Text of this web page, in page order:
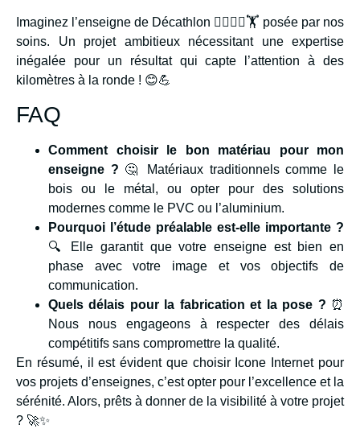
Imaginez l’enseigne de Décathlon 🏃‍♂️⛹️‍♀️🏋️ posée par nos
soins. Un projet ambitieux nécessitant une expertise
inégalée pour un résultat qui capte l’attention à des
kilomètres à la ronde ! 😊💪
FAQ
Comment choisir le bon matériau pour mon
enseigne ? 🤔 Matériaux traditionnels comme le
bois ou le métal, ou opter pour des solutions
modernes comme le PVC ou l’aluminium.
Pourquoi l’étude préalable est-elle importante ?
🔍 Elle garantit que votre enseigne est bien en
phase avec votre image et vos objectifs de
communication.
Quels délais pour la fabrication et la pose ? ⏰
Nous nous engageons à respecter des délais
compétitifs sans compromettre la qualité.
En résumé, il est évident que choisir Icone Internet pour
vos projets d’enseignes, c’est opter pour l’excellence et la
sérénité. Alors, prêts à donner de la visibilité à votre projet
? 🚀✨